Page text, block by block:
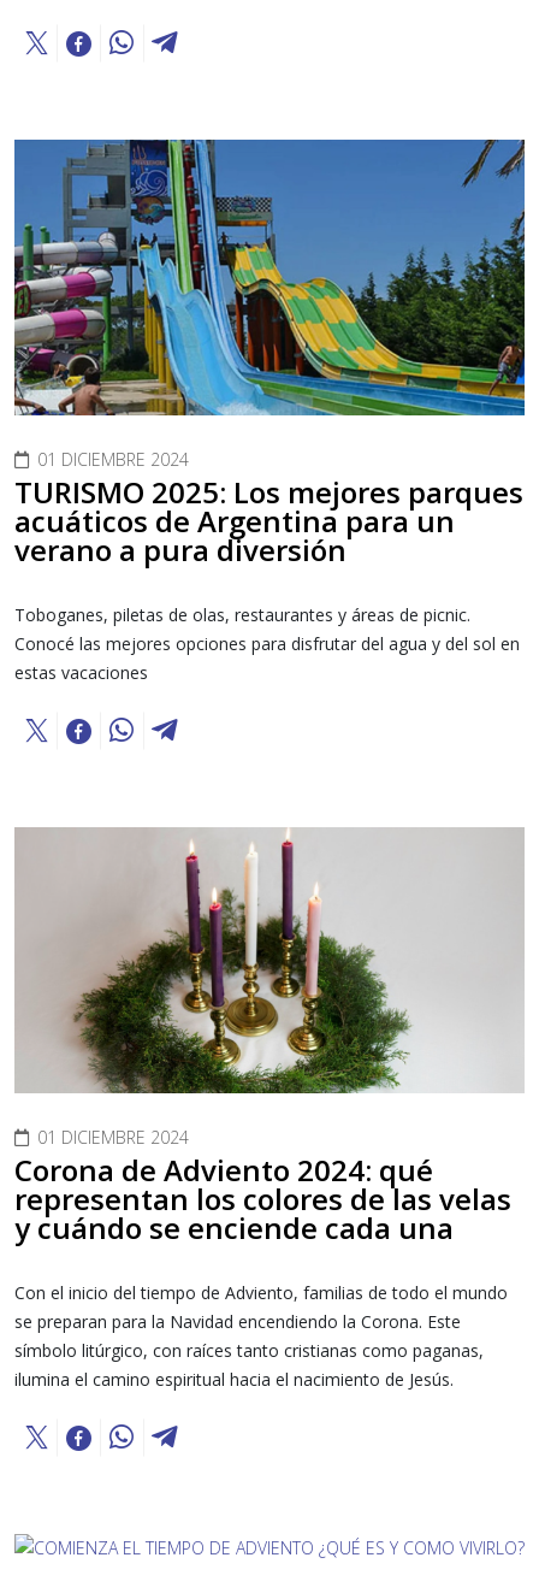
01 DICIEMBRE 2024
TURISMO 2025: Los mejores parques
acuáticos de Argentina para un
verano a pura diversión
Toboganes, piletas de olas, restaurantes y áreas de picnic.
Conocé las mejores opciones para disfrutar del agua y del sol en
estas vacaciones
01 DICIEMBRE 2024
Corona de Adviento 2024: qué
representan los colores de las velas
y cuándo se enciende cada una
Con el inicio del tiempo de Adviento, familias de todo el mundo
se preparan para la Navidad encendiendo la Corona. Este
símbolo litúrgico, con raíces tanto cristianas como paganas,
ilumina el camino espiritual hacia el nacimiento de Jesús.